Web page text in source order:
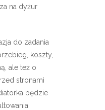
na dyżur
do zadania
koszty,
ale też o
stronami
będzie